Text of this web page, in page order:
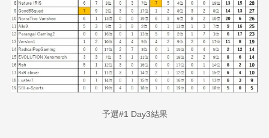
予選#1 Day3結果